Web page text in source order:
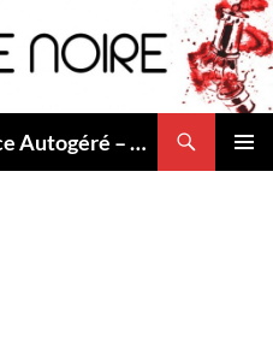
au
contenu
LA GUEULE NOIRE – Espace Autogéré – Saint Etienne